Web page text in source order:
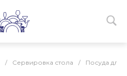
/ Сервировка стола / Посуда для